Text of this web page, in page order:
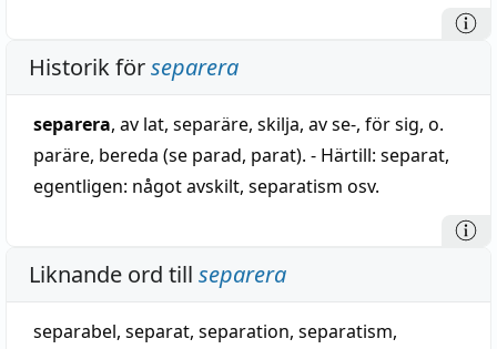
Historik förseparera
separera, av lat, separäre, skilja, av se-, för sig, o.
paräre, bereda (se parad, parat). - Härtill: separat,
egentligen: något avskilt, separatism osv.
Liknande ord till separera
separabel, separat, separation, separatism,